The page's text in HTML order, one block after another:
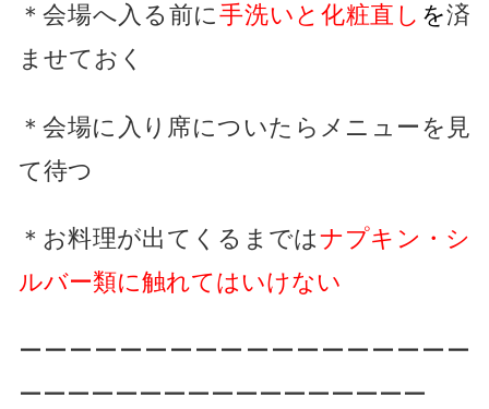
＊会場へ入る前に手洗いと化粧直し を済
ませておく
＊会場に入り席についたらメニューを見
て待つ
＊お料理が出てくるまではナプキン・シ
ルバー類に触れてはいけない
ーーーーーーーーーーーーーーーーーー
ーーーーーーーーーーーーーーーーー